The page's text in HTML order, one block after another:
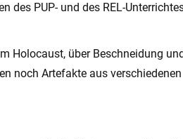
des PUP- und des REL-
Holocaust, über Beschneidung
noch Artefakte aus verschiedenen